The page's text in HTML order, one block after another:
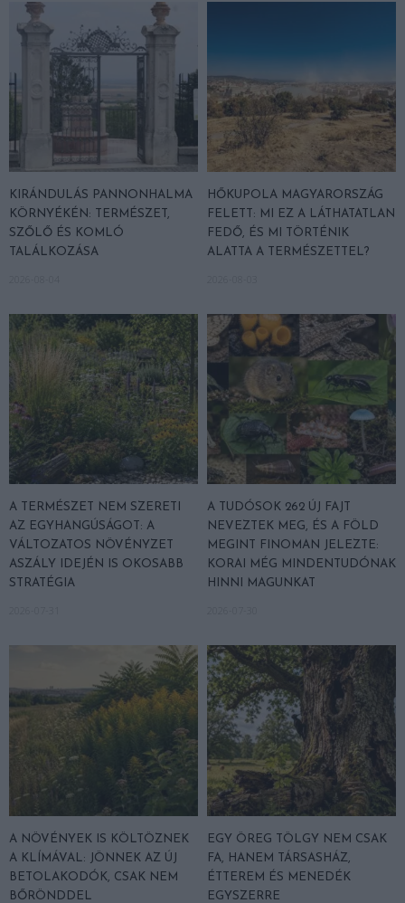
KIRÁNDULÁS PANNONHALMA
KÖRNYÉKÉN: TERMÉSZET,
SZŐLŐ ÉS KOMLÓ
TALÁLKOZÁSA
HŐKUPOLA MAGYARORSZÁG
FELETT: MI EZ A LÁTHATATLAN
FEDŐ, ÉS MI TÖRTÉNIK
ALATTA A TERMÉSZETTEL?
A TERMÉSZET NEM SZERETI
AZ EGYHANGÚSÁGOT: A
VÁLTOZATOS NÖVÉNYZET
ASZÁLY IDEJÉN IS OKOSABB
STRATÉGIA
A TUDÓSOK 262 ÚJ FAJT
NEVEZTEK MEG, ÉS A FÖLD
MEGINT FINOMAN JELEZTE:
KORAI MÉG MINDENTUDÓNAK
HINNI MAGUNKAT
A NÖVÉNYEK IS KÖLTÖZNEK
A KLÍMÁVAL: JÖNNEK AZ ÚJ
BETOLAKODÓK, CSAK NEM
BŐRÖNDDEL
EGY ÖREG TÖLGY NEM CSAK
FA, HANEM TÁRSASHÁZ,
ÉTTEREM ÉS MENEDÉK
EGYSZERRE